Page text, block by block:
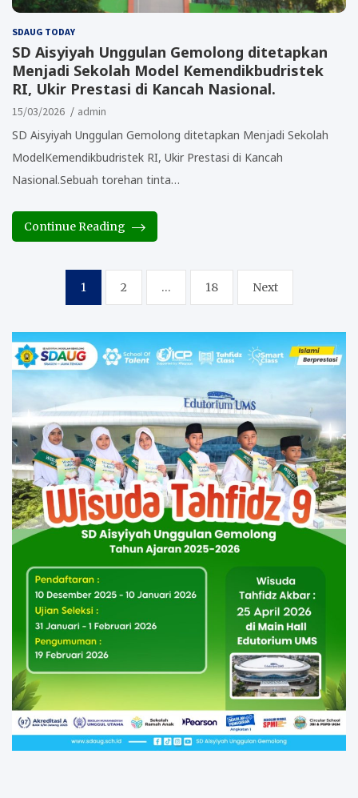
SDAUG TODAY
SD Aisyiyah Unggulan Gemolong ditetapkan
Menjadi Sekolah Model Kemendikbudristek
RI, Ukir Prestasi di Kancah Nasional.
15/03/2026 admin
SD Aisyiyah Unggulan Gemolong ditetapkan Menjadi Sekolah
ModelKemendikbudristek RI, Ukir Prestasi di Kancah
Nasional.Sebuah torehan tinta…
Continue Reading
pagination
1 2 … 18 Next